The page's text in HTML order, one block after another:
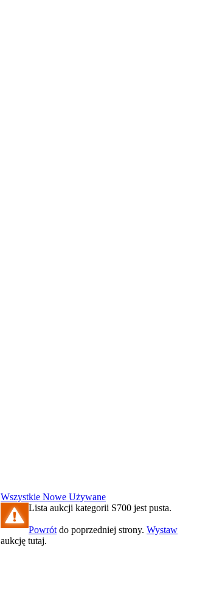
Wszystkie Nowe Używane
Lista aukcji kategorii S700 jest pusta.
Powrót do poprzedniej strony. Wystaw
aukcję tutaj.